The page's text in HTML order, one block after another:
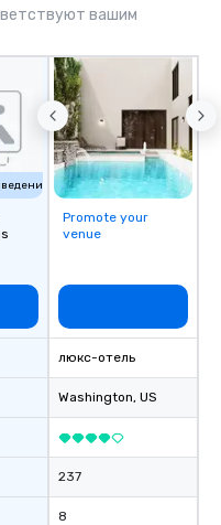
вашим
Promote your
venue
люкс-отель
Washington, US
237
8